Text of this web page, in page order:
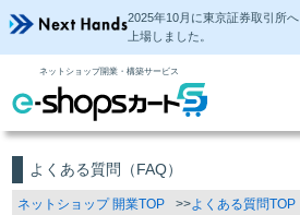
2025年10月に東京証券取引所へ
上場しました。
ネットショップ開業・構築サービス
よくある質問（FAQ）
ネットショップ 開業TOP よくある質問TOP